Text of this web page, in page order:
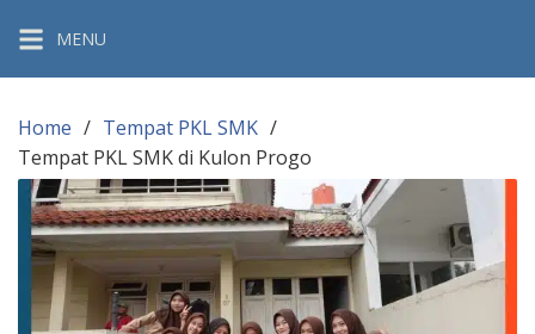
content
MENU
Home
Tempat PKL SMK
Tempat PKL SMK di Kulon Progo